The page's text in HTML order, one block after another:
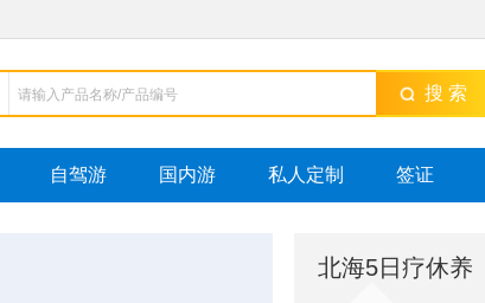
搜 索
自驾游 国内游 私人定制 签证
北海5日疗休养